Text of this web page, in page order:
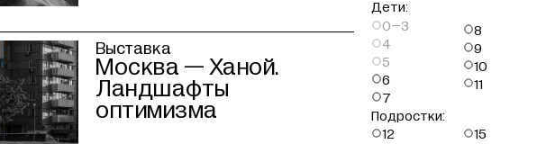
Дети:
0–3
4
5
6
7
8
9
10
11
Подростки:
12
15
Выставка
Москва — Ханой.
Ландшафты
оптимизма